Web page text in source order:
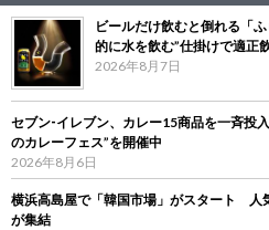
ビールだけ飲むと倒れる「
的に水を飲む”仕掛けで適正
2026年8月7日
セブン‐イレブン、カレー15商品を一斉
のカレーフェス”を開催中
2026年8月6日
横浜高島屋で「韓国市場」がスタート 人
が集結